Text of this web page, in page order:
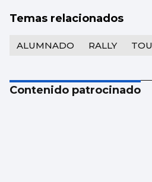
Temas relacionados
ALUMNADO RALLY
Contenido patrocinado